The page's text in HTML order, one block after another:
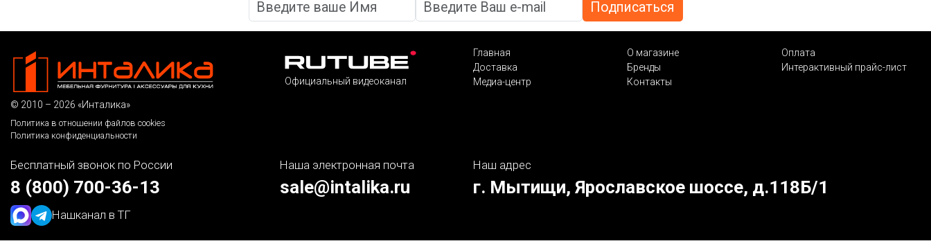
© 2010 – 2026 «Инталика»
Политика в отношении файлов cookies
Политика конфиденциальности
Официальный видеоканал
Главная О магазине
Оплата
Доставка
Бренды
Интерактивный прайс-лист
Медиа-центр
Контакты
Бесплатный звонок по России
8 (800) 700-36-13
Нашканал в ТГ
Наша электронная почта
sale@intalika.ru
Наш адрес
г. Мытищи, Ярославское шоссе, д.118Б/1